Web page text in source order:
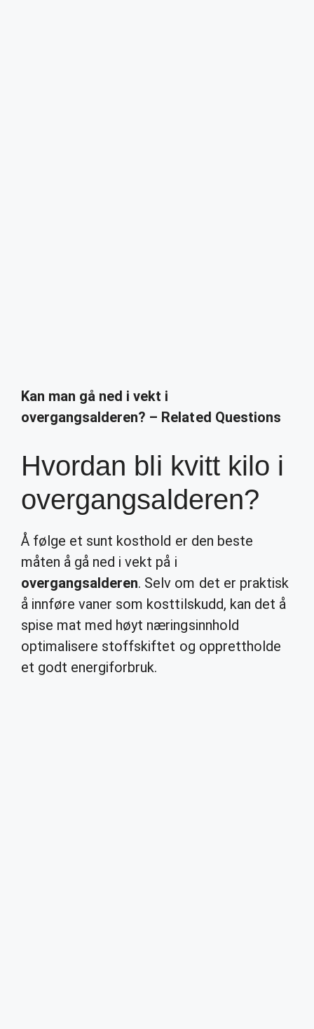
Kan man gå ned i vekt i
overgangsalderen? – Related Questions
Hvordan bli kvitt kilo i
overgangsalderen?
Å følge et sunt kosthold er den beste
måten å gå ned i vekt på i
overgangsalderen. Selv om det er praktisk
å innføre vaner som kosttilskudd, kan det å
spise mat med høyt næringsinnhold
optimalisere stoffskiftet og opprettholde
et godt energiforbruk.